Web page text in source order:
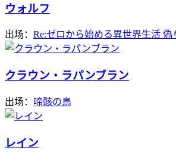
ウォルフ
出场： Re:ゼロから始める異世界生活 偽
クラウン・ラパンブラン
出场： 啼骸の鳥
レイン